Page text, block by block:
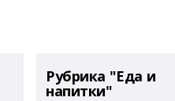
Рубрика "Еда и
напитки"